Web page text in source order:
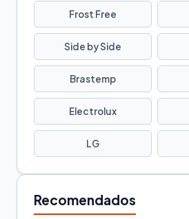
Frost Free
Side by Side
Brastemp
Electrolux
LG
Recomendados